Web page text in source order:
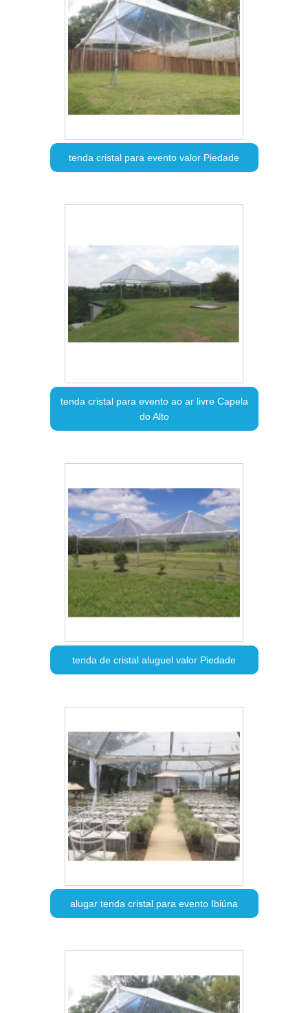
tenda cristal para evento valor Piedade
tenda cristal para evento ao ar livre Capela
do Alto
tenda de cristal aluguel valor Piedade
alugar tenda cristal para evento Ibiúna